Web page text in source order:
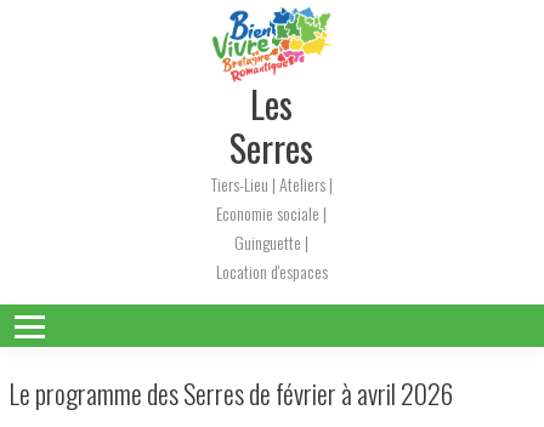
Les
Serres
Tiers-Lieu | Ateliers |
Economie sociale |
Guinguette |
Location d'espaces
Le programme des Serres de février à avril 2026